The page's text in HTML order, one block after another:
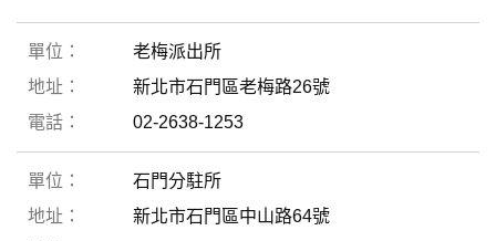
老梅派出所
新北市石門區老梅路26號
02-2638-1253
石門分駐所
新北市石門區中山路64號